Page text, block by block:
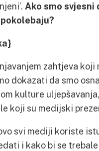
Ako smo
zahtjeva
dokazati da smo
kulture
koji su medijski
svi mediji koriste
i kako bi se